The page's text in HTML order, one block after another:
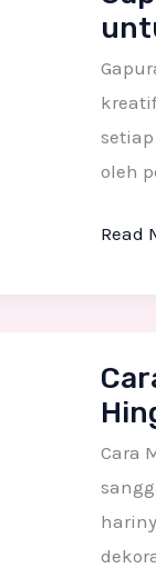
oleh
&
untuk
Read
Cara
Proses